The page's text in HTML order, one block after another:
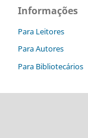
Informações
Para Leitores
Para Autores
Para Bibliotecários